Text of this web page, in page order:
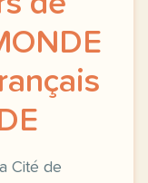
Cité de